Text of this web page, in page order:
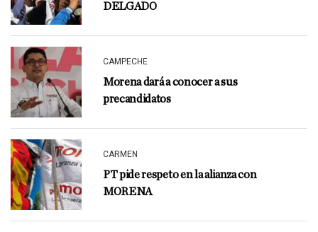
DELGADO
CAMPECHE
Morena dará a conocer a sus
precandidatos
CARMEN
PT pide respeto en la alianza con
MORENA